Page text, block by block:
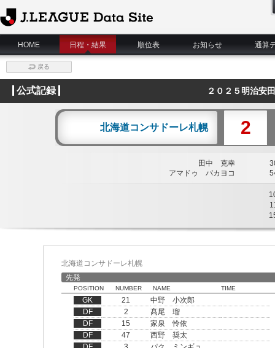
J.League Data Site
HOME
日程・結果 順位表 お知らせ 通算
戻る
公式記録 ２０２５明治安
北海道コンサドーレ札幌 2
田中 克幸
アマドゥ バカヨコ
北海道コンサドーレ札幌
先発
POSITION NUMBER NAME TIME
GK 21
中野 小次郎
DF
2
髙尾 瑠
DF
15
家泉 怜依
DF
47
西野 奨太